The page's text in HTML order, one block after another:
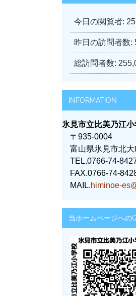
今日の閲覧者: 25
昨日の訪問者数:
総訪問者数:
INFORMATION
氷見市立比美乃江
〒935-0004
富山県氷見市北
TEL.0766-74-
FAX.0766-74-
MAIL.himinoe-
当ホームページへの